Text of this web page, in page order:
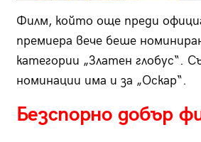
Филм, който още преди
премиера вече беше
категории „Златен глобус“.
номинации има и за „Оскар“.
Безспорно добър